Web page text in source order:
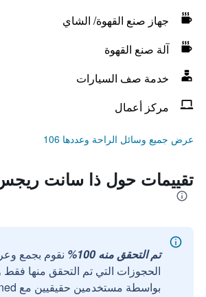
جهاز صنع القهوة/ الشاي
آلة صنع القهوة
خدمة صف السيارات
مركز أعمال
عرض جميع وسائل الراحة وعددها 106
تقييمات حول ذا سانت ريجس
تم التحقق منه 100%
نقوم بجمع
الحجوزات التي تم التحقق منها فقط